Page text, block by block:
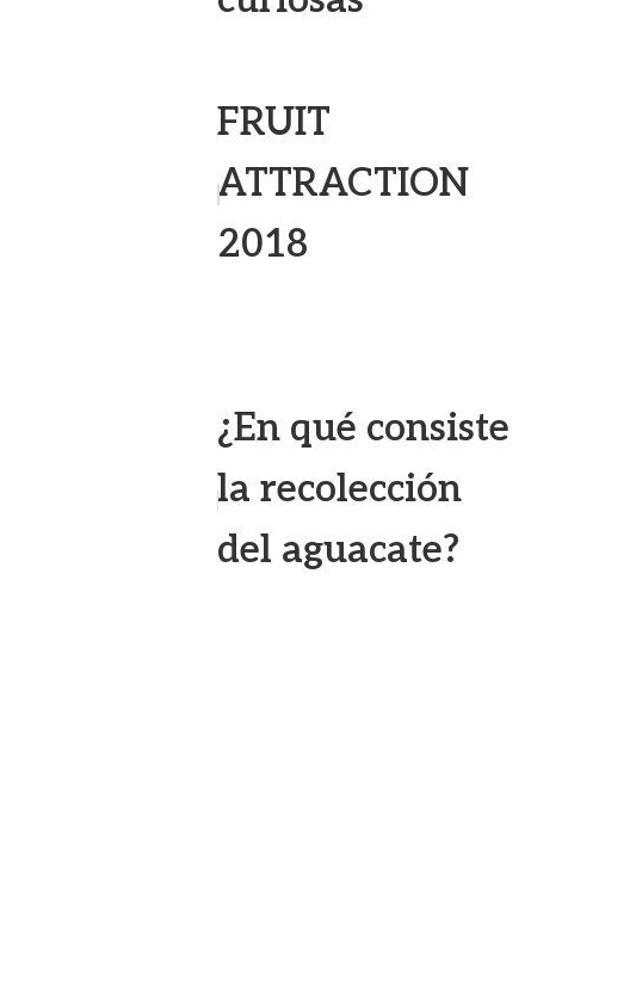
FRUIT
ATTRACTION
2018
¿En qué consiste
la recolección
del aguacate?